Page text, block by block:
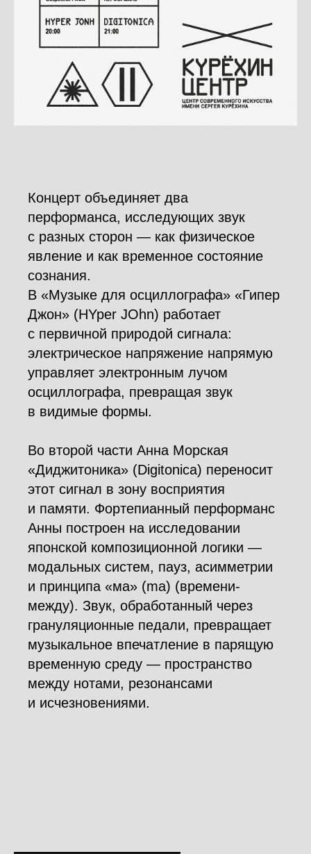
Концерт объединяет два
перформанса, исследующих звук
с разных сторон — как физическое
явление и как временное состояние
сознания.
В «Музыке для осциллографа» «Гипер
Джон» (HYper JOhn) работает
с первичной природой сигнала:
электрическое напряжение напрямую
управляет электронным лучом
осциллографа, превращая звук
в видимые формы.
Во второй части Анна Морская
«Диджитоника» (Digitonica) переносит
этот сигнал в зону восприятия
и памяти. Фортепианный перформанс
Анны построен на исследовании
японской композиционной логики —
модальных систем, пауз, асимметрии
и принципа «ма» (ma) (времени-
между). Звук, обработанный через
грануляционные педали, превращает
музыкальное впечатление в парящую
временную среду — пространство
между нотами, резонансами
и исчезновениями.